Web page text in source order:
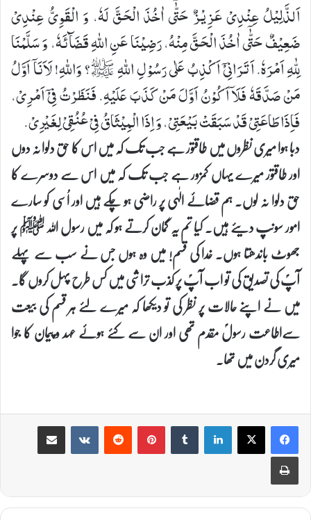
اَلذَّلِیْلُ عِنْدِیْ عَزِیْزٌ حَتّٰۤی اٰخُذَ الْحَقَّ لَهٗ، وَ الْقَوِیُّ عِنْدِیْ
ضَعِیْفٌ حَتّٰۤی اٰخُذَ الْحَقَّ مِنْهُ، رَضِیْنَا عَنِ اللهِ قَضَآئَهٗ، وَ سَلَّمْنَا
لِلّٰهِ اَمْرَهٗ. اَتَرَانِیْۤ اَكْذِبُ عَلٰی رَسُوْلِ اللهِ ﷺ؟ وَاللهِ! لَاَنَاۤ اَوَّلُ
مَنْ صَدَّقَهٗ فَلَاۤ اَكُوْنُ اَوَّلَ مَنْ كَذَبَ عَلَیْهِ. فَنَظَرْتُ فِیْۤ اَمْرِیْ،
فَاِذَا طَاعَتِیْ قَدْ سَبَقَتْ بَیْعَتِیْ، وَ اِذَا الْمِیْثَاقُ فِیْ عُنُقِیْ لِغَیْرِیْ.
دبا ہوا میری نظروں میں طاقتور ہے جب تک کہ میں اس کا حق دلوا نہ دوں
اور طاقتور میرے یہاں کمزور ہے جب تک کہ میں اس سے دوسرے کا
حق دلوا نہ لوں۔ ہم قضائے الٰہی پر راضی ہو چکے ہیں اور اُسی کو سارے
امور سونپ دیئے ہیں۔ کیا تم یہ گمان کرتے ہو کہ میں رسول اللہ ﷺ پر
جھوٹ باندھتا ہوں۔ خدا کی قسم! میں وہ ہوں جس نے سب سے پہلے
آپؐ کی تصدیق کی تو اب آپؐ پر کذب تراشی میں کس طرح پہل کروں گا۔
میں نے اپنے حالات پر نظر کی تو دیکھا کہ میرے لئے ہر قسم کی بیعت
سےاطاعت رسولؐ مقدم تھی اور ان سے کئے ہوئے عہد و پیمان کا جوا
میری گردن میں تھا۔